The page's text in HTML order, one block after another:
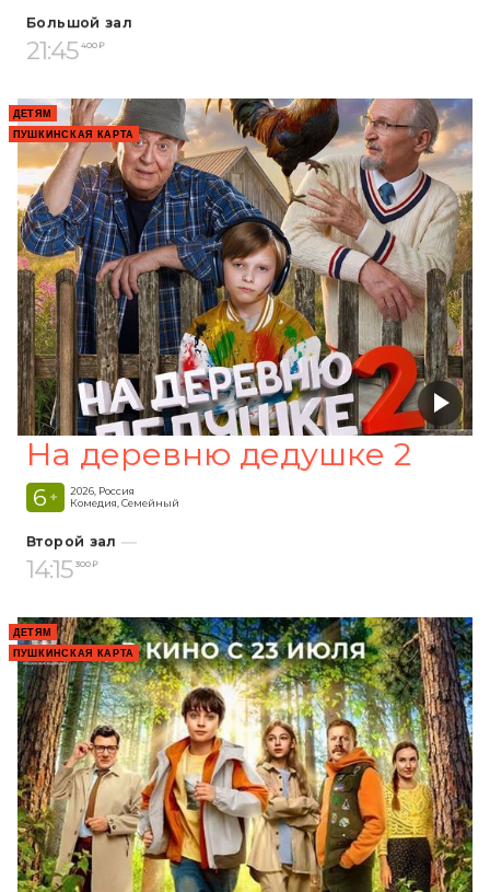
Большой зал
21:45 400 ₽
ДЕТЯМ
ПУШКИНСКАЯ КАРТА
На деревню дедушке 2
6 +
2026, Россия
Комедия, Семейный
Второй зал
14:15 300 ₽
ДЕТЯМ
ПУШКИНСКАЯ КАРТА